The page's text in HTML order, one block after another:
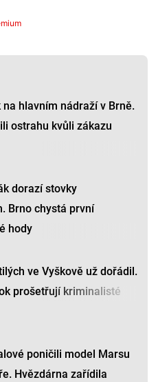
na hlavním nádraží v Brně.
ostrahu kvůli zákazu
dorazí stovky
Brno chystá první
hody
ve Vyškově už dořádil.
prošetřují kriminalisté
poničili model Marsu
Hvězdárna zařídila